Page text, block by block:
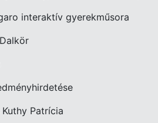
interaktív gyerekműsora
Patrícia